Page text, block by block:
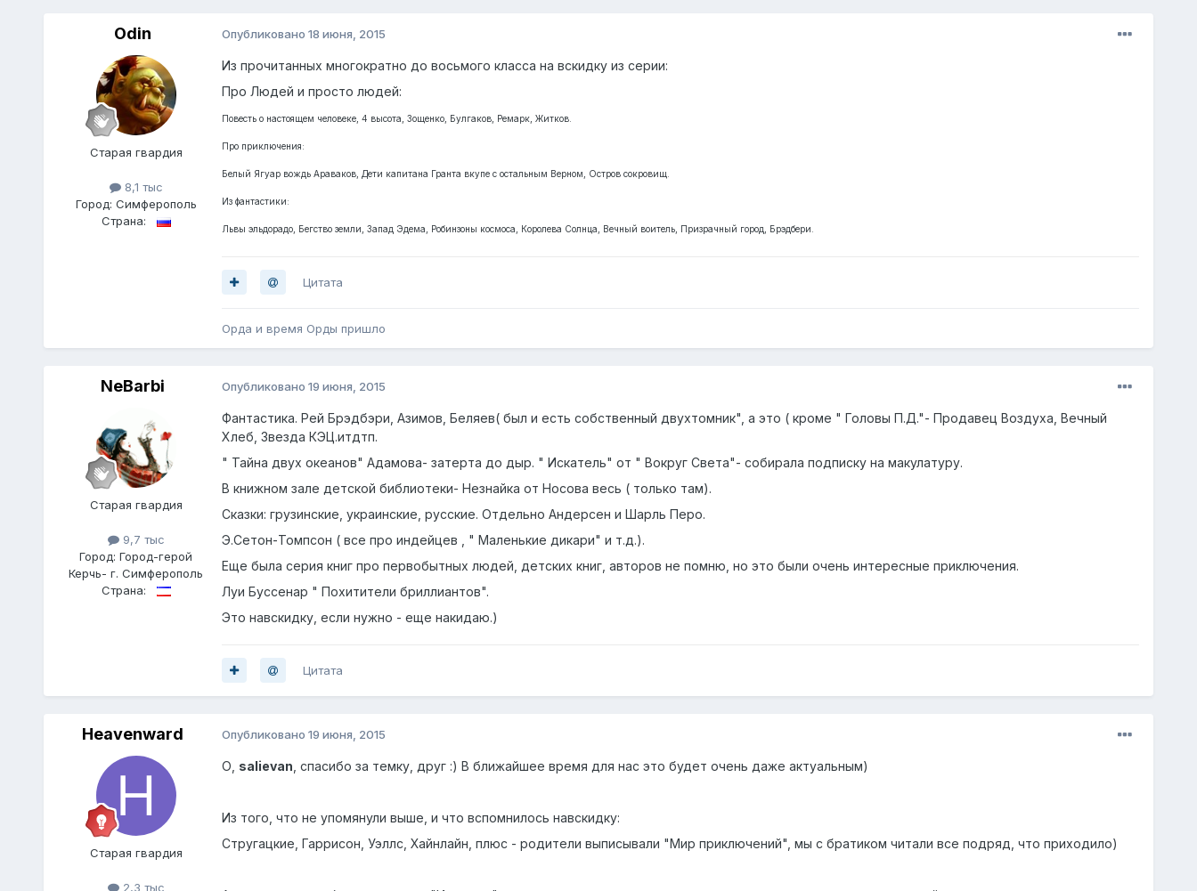
Odin
Старая гвардия
8,1 тыс
Город: Симферополь
Страна:
Опубликовано 18 июня, 2015
Из прочитанных многократно до восьмого класса на вскидку из серии:
Про Людей и просто людей:
Повесть о настоящем человеке, 4 высота, Зощенко, Булгаков, Ремарк, Житков.
Про приключения:
Белый Ягуар вождь Араваков, Дети капитана Гранта вкупе с остальным Верном, Остров сокровищ.
Из фантастики:
Львы эльдорадо, Бегство земли, Запад Эдема, Робинзоны космоса, Королева Солнца, Вечный воитель, Призрачный город, Брэдбери.
Цитата
Орда и время Орды пришло
NeBarbi
Старая гвардия
9,7 тыс
Город:Город-герой
Керчь- г. Симферополь
Страна:
Опубликовано 19 июня, 2015
Фантастика. Рей Брэдбэри, Азимов, Беляев( был и есть собственный двухтомник", а это ( кроме " Головы П.Д."- Продавец Воздуха, Вечный
Хлеб, Звезда КЭЦ.итдтп.
" Тайна двух океанов" Адамова- затерта до дыр. " Искатель" от " Вокруг Света"- собирала подписку на макулатуру.
В книжном зале детской библиотеки- Незнайка от Носова весь ( только там).
Сказки: грузинские, украинские, русские. Отдельно Андерсен и Шарль Перо.
Э.Сетон-Томпсон ( все про индейцев , " Маленькие дикари" и т.д.).
Еще была серия книг про первобытных людей, детских книг, авторов не помню, но это были очень интересные приключения.
Луи Буссенар " Похитители бриллиантов".
Это навскидку, если нужно - еще накидаю.)
Цитата
Heavenward
Старая гвардия
2,3 тыс
Опубликовано 19 июня, 2015
О, salievan , спасибо за темку, друг :) В ближайшее время для нас это будет очень даже актуальным)
Из того, что не упомянули выше, и что вспомнилось навскидку:
Стругацкие, Гаррисон, Уэллс, Хайнлайн, плюс - родители выписывали "Мир приключений", мы с братиком читали все подряд, что приходило)